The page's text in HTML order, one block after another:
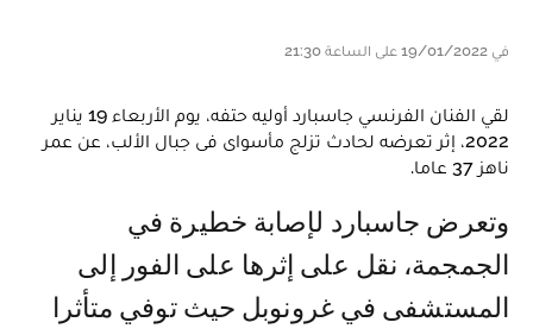
في 19/01/2022 على الساعة 21:30
لقي الفنان الفرنسي جاسبارد أوليه حتفه، يوم الأربعاء 19 يناير
2022، إثر تعرضه لحادث تزلج مأسواى فى جبال الألب، عن عمر
ناهز 37 عاما.
وتعرض جاسبارد لإصابة خطيرة في
الجمجمة، نقل على إثرها على الفور إلى
المستشفى في غرونوبل حيث توفي متأثرا